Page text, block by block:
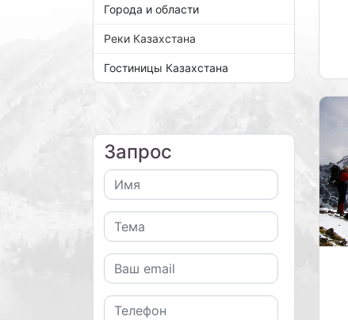
Города и области
Реки Казахстана
Гостиницы Казахстана
Запрос